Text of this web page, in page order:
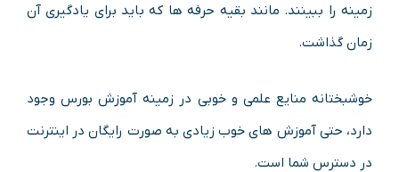
زمینه را ببینند. مانند بقیه حرفه ها که باید برای یادگیری آن
زمان گذاشت.
خوشبختانه منایع علمی و خوبی در زمینه آموزش بورس وجود
دارد، حتی آموزش های خوب زیادی به صورت رایگان در اینترنت
در دسترس شما است.